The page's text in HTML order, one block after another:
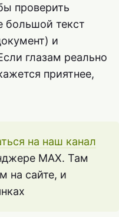
проверить
большой текст
и
глазам реально
приятнее,
на наш канал
MAX. Там
на сайте, и